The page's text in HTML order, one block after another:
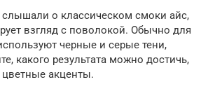
о классическом смоки айс,
взгляд с поволокой. Обычно для
черные и серые тени,
какого результата можно достичь,
цветные акценты.